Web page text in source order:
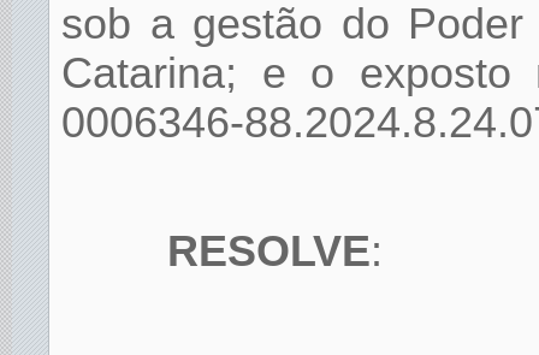
sob a gestão do
Catarina; e o exposto
0006346-
RESOLVE: